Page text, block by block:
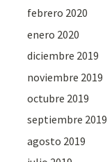
febrero 2020
enero 2020
diciembre 2019
noviembre 2019
octubre 2019
septiembre 2019
agosto 2019